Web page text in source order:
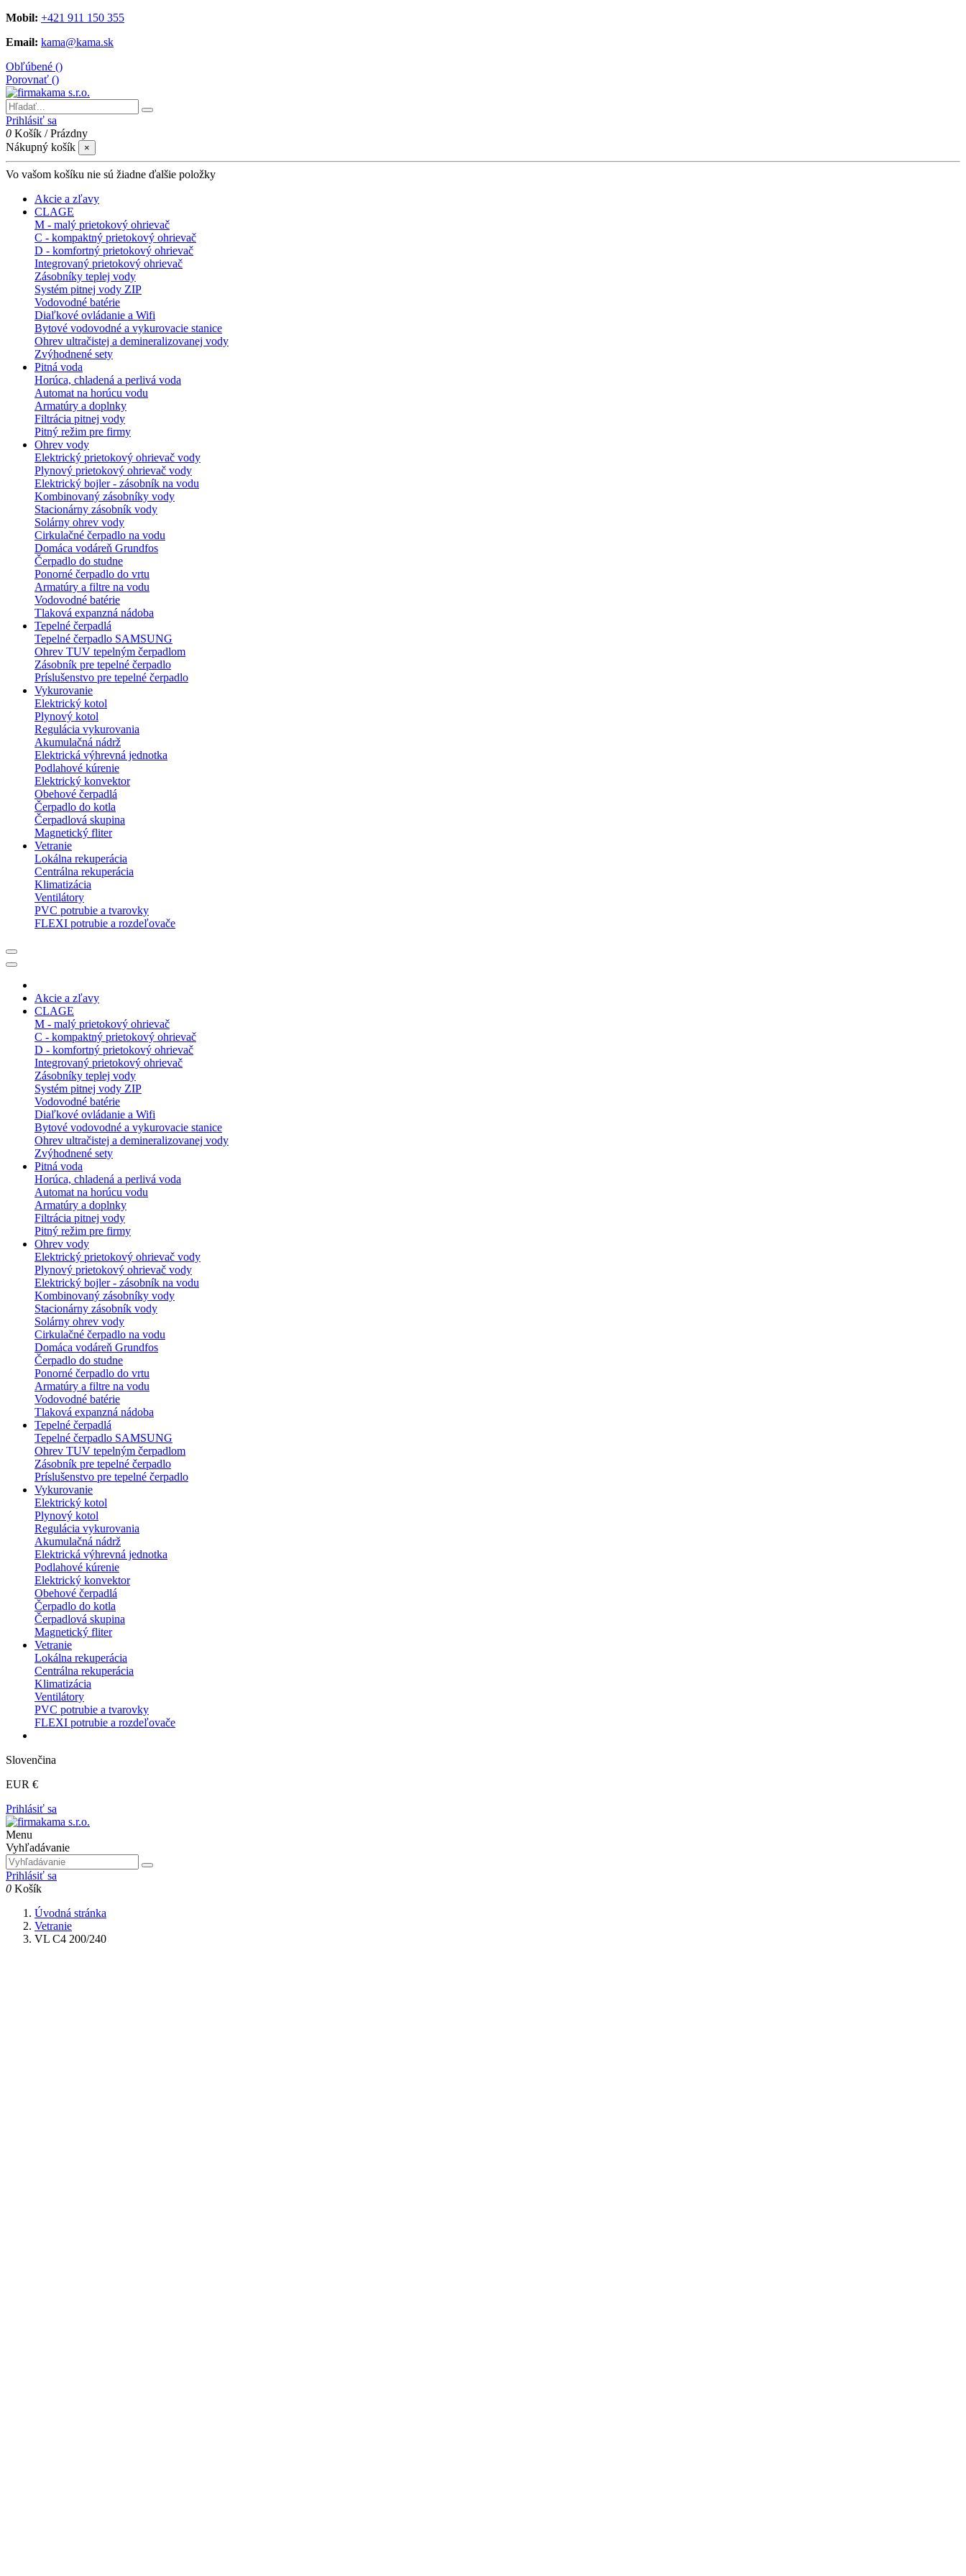
Mobil: +421 911 150 355
Email: kama@kama.sk
Obľúbené ()
Porovnať ()
Prihlásiť sa
0 Košík /Prázdny
Nákupný košík
×
Vo vašom košíku nie sú žiadne ďalšie položky
Akcie a zľavy
CLAGE
M - malý prietokový ohrievač
C - kompaktný prietokový ohrievač
D - komfortný prietokový ohrievač
Integrovaný prietokový ohrievač
Zásobníky teplej vody
Systém pitnej vody ZIP
Vodovodné batérie
Diaľkové ovládanie a Wifi
Bytové vodovodné a vykurovacie stanice
Ohrev ultračistej a demineralizovanej vody
Zvýhodnené sety
Pitná voda
Horúca, chladená a perlivá voda
Automat na horúcu vodu
Armatúry a doplnky
Filtrácia pitnej vody
Pitný režim pre firmy
Ohrev vody
Elektrický prietokový ohrievač vody
Plynový prietokový ohrievač vody
Elektrický bojler - zásobník na vodu
Kombinovaný zásobníky vody
Stacionárny zásobník vody
Solárny ohrev vody
Cirkulačné čerpadlo na vodu
Domáca vodáreň Grundfos
Čerpadlo do studne
Ponorné čerpadlo do vrtu
Armatúry a filtre na vodu
Vodovodné batérie
Tlaková expanzná nádoba
Tepelné čerpadlá
Tepelné čerpadlo SAMSUNG
Ohrev TUV tepelným čerpadlom
Zásobník pre tepelné čerpadlo
Príslušenstvo pre tepelné čerpadlo
Vykurovanie
Elektrický kotol
Plynový kotol
Regulácia vykurovania
Akumulačná nádrž
Elektrická výhrevná jednotka
Podlahové kúrenie
Elektrický konvektor
Obehové čerpadlá
Čerpadlo do kotla
Čerpadlová skupina
Magnetický fliter
Vetranie
Lokálna rekuperácia
Centrálna rekuperácia
Klimatizácia
Ventilátory
PVC potrubie a tvarovky
FLEXI potrubie a rozdeľovače
Akcie a zľavy
CLAGE
M - malý prietokový ohrievač
C - kompaktný prietokový ohrievač
D - komfortný prietokový ohrievač
Integrovaný prietokový ohrievač
Zásobníky teplej vody
Systém pitnej vody ZIP
Vodovodné batérie
Diaľkové ovládanie a Wifi
Bytové vodovodné a vykurovacie stanice
Ohrev ultračistej a demineralizovanej vody
Zvýhodnené sety
Pitná voda
Horúca, chladená a perlivá voda
Automat na horúcu vodu
Armatúry a doplnky
Filtrácia pitnej vody
Pitný režim pre firmy
Ohrev vody
Elektrický prietokový ohrievač vody
Plynový prietokový ohrievač vody
Elektrický bojler - zásobník na vodu
Kombinovaný zásobníky vody
Stacionárny zásobník vody
Solárny ohrev vody
Cirkulačné čerpadlo na vodu
Domáca vodáreň Grundfos
Čerpadlo do studne
Ponorné čerpadlo do vrtu
Armatúry a filtre na vodu
Vodovodné batérie
Tlaková expanzná nádoba
Tepelné čerpadlá
Tepelné čerpadlo SAMSUNG
Ohrev TUV tepelným čerpadlom
Zásobník pre tepelné čerpadlo
Príslušenstvo pre tepelné čerpadlo
Vykurovanie
Elektrický kotol
Plynový kotol
Regulácia vykurovania
Akumulačná nádrž
Elektrická výhrevná jednotka
Podlahové kúrenie
Elektrický konvektor
Obehové čerpadlá
Čerpadlo do kotla
Čerpadlová skupina
Magnetický fliter
Vetranie
Lokálna rekuperácia
Centrálna rekuperácia
Klimatizácia
Ventilátory
PVC potrubie a tvarovky
FLEXI potrubie a rozdeľovače
Slovenčina
EUR €
Prihlásiť sa
Menu
Vyhľadávanie
Prihlásiť sa
0 Košík
Úvodná stránka
Vetranie
VL C4 200/240